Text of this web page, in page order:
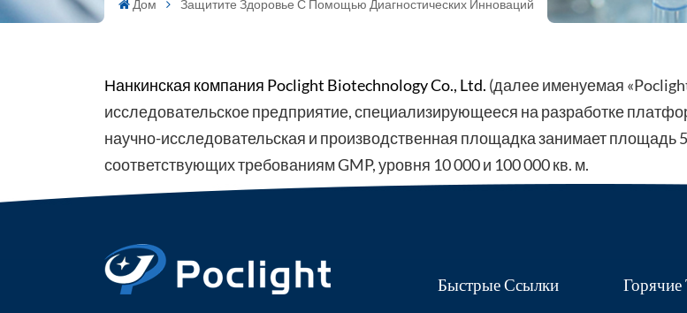
Дом Защитите Здоровье С Помощью Диагностических Инноваций
Нанкинская компания Poclight Biotechnology Co., Ltd. (далее именуемая
исследовательское предприятие, специализирующееся на разработке
научно-исследовательская и производственная площадка занимает площадь
соответствующих требованиям GMP, уровня 10 000 и 100 000 кв. м.
Быстрые Ссылки Горячие